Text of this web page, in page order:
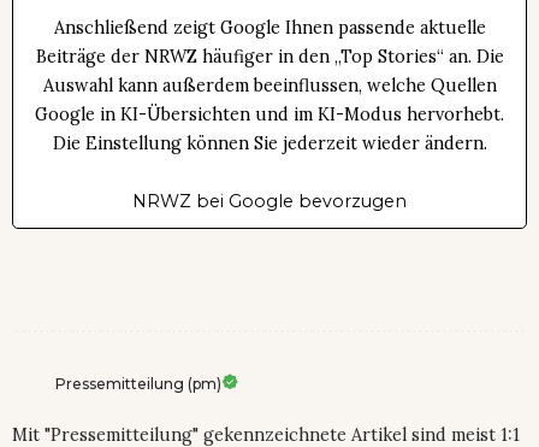
Anschließend zeigt Google Ihnen passende aktuelle
Beiträge der NRWZ häufiger in den „Top Stories“ an. Die
Auswahl kann außerdem beeinflussen, welche Quellen
Google in KI-Übersichten und im KI-Modus hervorhebt.
Die Einstellung können Sie jederzeit wieder ändern.
NRWZ bei Google bevorzugen
Pressemitteilung (pm)
Mit "Pressemitteilung" gekennzeichnete Artikel sind meist 1:1